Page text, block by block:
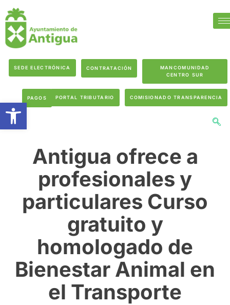
SEDE ELECTRÓNICA CONTRATACIÓN
MANCOMUNIDAD
CENTRO SUR
PAGOS PORTAL TRIBUTARIO COMISIONADO TRANSPARENCIA
Antigua ofrece a
profesionales y
particulares Curso
gratuito y
homologado de
Bienestar Animal en
el Transporte
Abrir barra de herramientas